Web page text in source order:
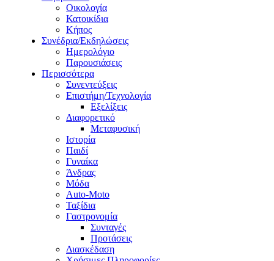
Οικολογία
Κατοικίδια
Κήπος
Συνέδρια/Εκδηλώσεις
Ημερολόγιο
Παρουσιάσεις
Περισσότερα
Συνεντεύξεις
Επιστήμη/Τεχνολογία
Εξελίξεις
Διαφορετικό
Μεταφυσική
Ιστορία
Παιδί
Γυναίκα
Άνδρας
Μόδα
Auto-Moto
Ταξίδια
Γαστρονομία
Συνταγές
Προτάσεις
Διασκέδαση